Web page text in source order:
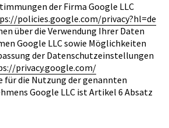
der Firma Google LLC
policies.google.com/privacy?hl=de
über die Verwendung Ihrer Daten
Google LLC sowie Möglichkeiten
der Datenschutzeinstellungen
privacy.google.com/
für die Nutzung der genannten
Google LLC ist Artikel 6 Absatz